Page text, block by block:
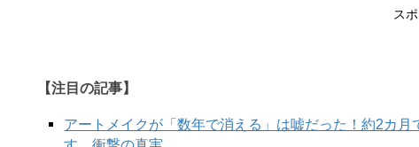
ス
【注目の記事】
アートメイクが「数年で消える」は嘘だった！約2カ